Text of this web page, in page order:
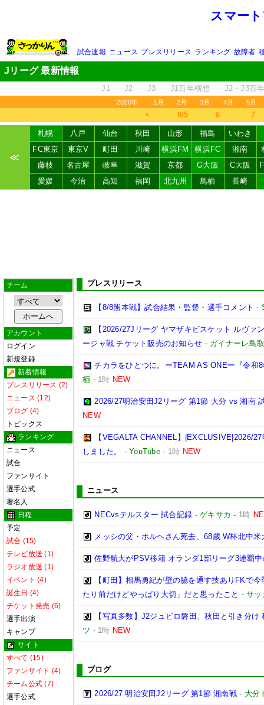
スマー
試合速報 ニュース プレスリリース ランキング 故障者
Jリーグ 最新情報
J1 J2 J3 J1百年構想 J2・J3百
2026年 1月 2月 3月 4月 5月
＜ 8/5 6 7
≪
札幌 八戸 仙台 秋田 山形 福島
いわき
FC東京
東京V 町田 川崎 横浜FM 横浜FC 湘南
藤枝
名古屋 岐阜 滋賀 京都 G大阪 C大阪
愛媛
今治 高知 福岡 北九州 鳥栖 長崎
チーム
アカウント
ログイン
新規登録
新着情報
プレスリリース (2)
ニュース (12)
ブログ (4)
トピックス
ランキング
ニュース
試合
ファンサイト
選手公式
著名人
日程
予定
試合 (15)
テレビ放送 (1)
ラジオ放送 (1)
イベント (4)
誕生日 (4)
チケット発売 (6)
選手出演
キャンプ
サイト
すべて (15)
ファンサイト (4)
チーム公式 (7)
選手公式
プレスリリース
【8/8熊本戦】試合結果・監督・選手コメント -
【2026/27Jリーグ ヤマザキビスケット ルヴ
ージャ戦 チケット販売のお知らせ - ガイナーレ鳥取
チカラをひとつに。ーTEAM AS ONEー『令和
栖 - 1時 NEW
2026/27明治安田J2リーグ 第1節 大分 vs 湘南
NEW
【VEGALTA CHANNEL】|EXCLUSIVE|2026/
しました。
-YouTube - 1時 NEW
ニュース
NECvsテルスター 試合記録 -ゲキサカ - 1時
メッシの父・ホルヘさん死去、68歳 W杯北中
佐野航大がPSV移籍 オランダ1部リーグ3連覇
【町田】相馬勇紀が壁の脇を通す技ありFKで
たり前だけどやっぱり大切」だと思ったこと -サッ
【写真多数】J2ジュビロ磐田、秋田と引き分
ツ - 1時 NEW
ブログ
2026/27 明治安田J2リーグ 第1節 湘南戦- 大分